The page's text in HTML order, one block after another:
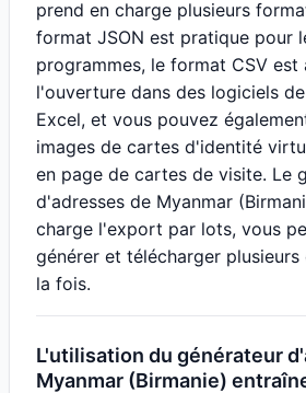
prend en charge plusieurs
format JSON est pratique pour
programmes, le format CSV est
l'ouverture dans des logiciels
Excel, et vous pouvez
images de cartes d'identité
en page de cartes de visite. Le
d'adresses de Myanmar
charge l'export par lots, vous
générer et télécharger plusieurs
la fois.
L'utilisation du générateur
Myanmar (Birmanie)